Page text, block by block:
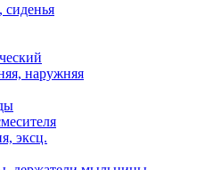
сиденья
наружняя
эксц.